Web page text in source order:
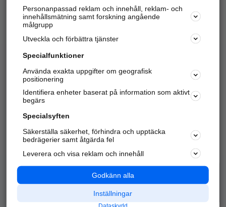
Hitta telefonnummer, adresser, företagsinfo mm.
Marknadsför företaget
Kom igång och annonsera mot
samarbetspartners nära dig.
Alla kategorier
Populära sökningar
API & Kartor
Annonsera
Integritet
Nödnummer
Personanpassad reklam och innehåll, reklam- och
innehållsmätning samt forskning angående
målgrupp
Utveckla och förbättra tjänster
Specialfunktioner
Använda exakta uppgifter om geografisk
positionering
Identifiera enheter baserat på information som aktivt
begärs
Specialsyften
Säkerställa säkerhet, förhindra och upptäcka
bedrägerier samt åtgärda fel
Leverera och visa reklam och innehåll
Godkänn alla
Inställningar
Dataskydd